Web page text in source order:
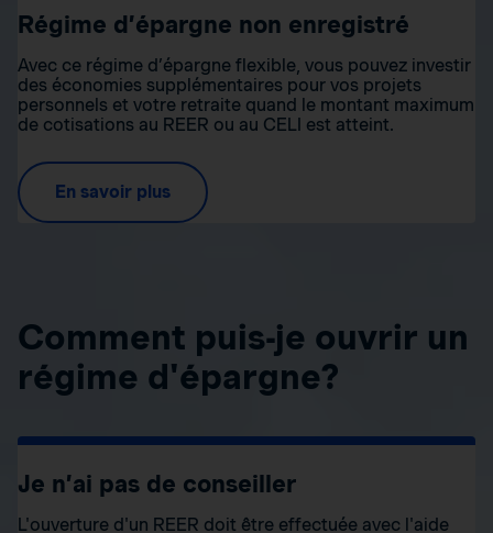
Régime d’épargne non enregistré
Avec ce régime d’épargne flexible, vous pouvez investir
des économies supplémentaires pour vos projets
personnels et votre retraite quand le montant maximum
de cotisations au REER ou au CELI est atteint.
En savoir plus
Comment puis-je ouvrir un
régime d'épargne?
Je n’ai pas de conseiller
L'ouverture d'un REER doit être effectuée avec l'aide